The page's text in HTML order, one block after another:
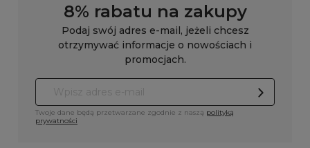
8% rabatu na zakupy
Podaj swój adres e-mail, jeżeli chcesz
otrzymywać informacje o nowościach i
promocjach.
Twoje dane będą przetwarzane zgodnie z naszą polityką
prywatności